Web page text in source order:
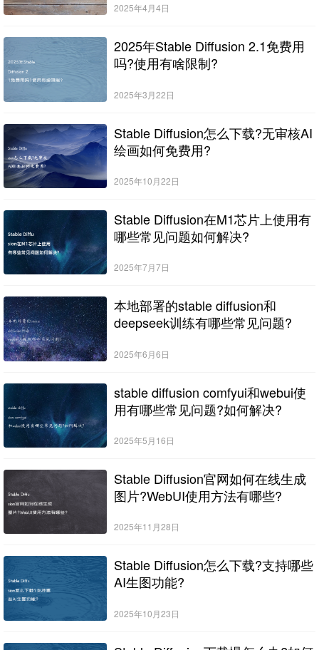
2025年4月4日
2025年Stable Diffusion 2.1免费用
吗?使用有啥限制?
2025年3月22日
Stable Diffusion怎么下载?无审核AI
绘画如何免费用?
2025年10月22日
Stable Diffusion在M1芯片上使用有
哪些常见问题如何解决?
2025年7月7日
本地部署的stable diffusion和
deepseek训练有哪些常见问题?
2025年6月6日
stable diffusion comfyui和webui使
用有哪些常见问题?如何解决?
2025年5月16日
Stable Diffusion官网如何在线生成
图片?WebUI使用方法有哪些?
2025年11月28日
Stable Diffusion怎么下载?支持哪些
AI生图功能?
2025年10月23日